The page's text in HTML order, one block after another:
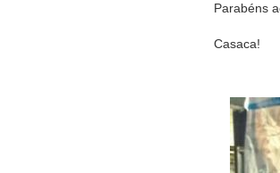
Parabéns
Casaca!